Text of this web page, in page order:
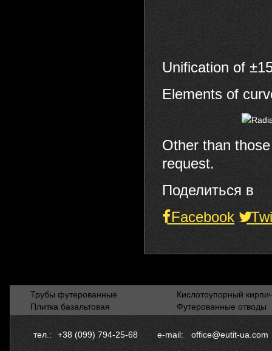
Unification of
Elements of
Other than
request.
Поделиться в
Facebook
Трубы футерованные
Кислотоупорный
Плитка базальтовая
Футерованные отводы
тел.: +38 (099) 794-25-68 e-mail: office@eutit-ua.com